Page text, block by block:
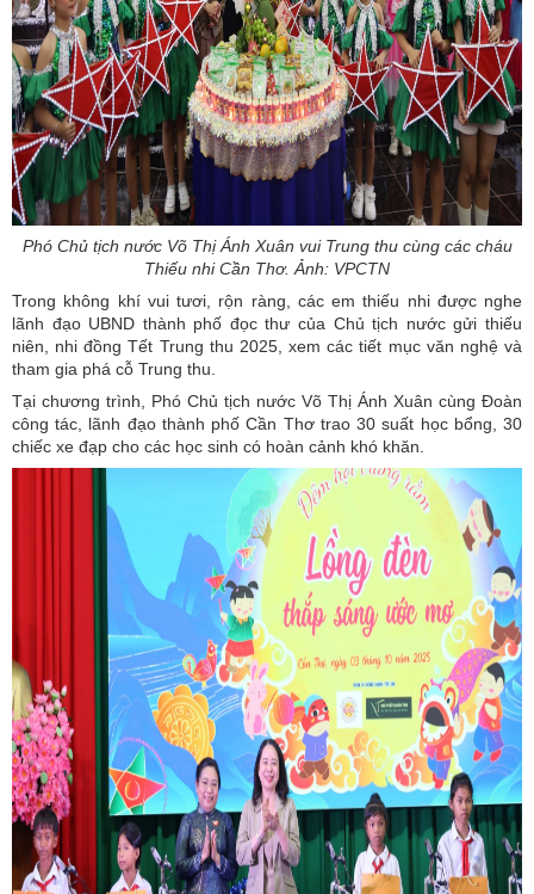
Phó Chủ tịch nước Võ Thị Ánh Xuân vui Trung thu cùng các cháu
Thiếu nhi Cần Thơ. Ảnh: VPCTN
Trong không khí vui tươi, rộn ràng, các em thiếu nhi được nghe
lãnh đạo UBND thành phố đọc thư của Chủ tịch nước gửi thiếu
niên, nhi đồng Tết Trung thu 2025, xem các tiết mục văn nghệ và
tham gia phá cỗ Trung thu.
Tại chương trình, Phó Chủ tịch nước Võ Thị Ánh Xuân cùng Đoàn
công tác, lãnh đạo thành phố Cần Thơ trao 30 suất học bổng, 30
chiếc xe đạp cho các học sinh có hoàn cảnh khó khăn.